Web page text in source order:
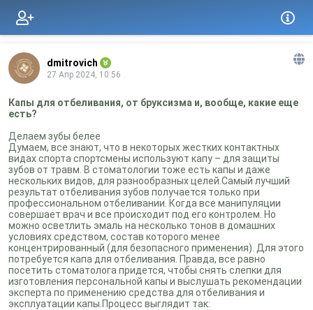
dmitrovich
27 Апр 2024, 10:56
Капы для отбеливания, от бруксизма и, вообще, какие еще
есть?
Делаем зубы белее
Думаем, все знают, что в некоторых жестких контактных
видах спорта спортсмены используют капу – для защиты
зубов от травм. В стоматологии тоже есть капы и даже
нескольких видов, для разнообразных целей.Самый лучший
результат отбеливания зубов получается только при
профессиональном отбеливании. Когда все манипуляции
совершает врач и все происходит под его контролем. Но
можно осветлить эмаль на несколько тонов в домашних
условиях средством, состав которого менее
концентрированный (для безопасного применения). Для этого
потребуется капа для отбеливания. Правда, все равно
посетить стоматолога придется, чтобы снять слепки для
изготовления персональной капы и выслушать рекомендации
эксперта по применению средства для отбеливания и
эксплуатации капы.Процесс выглядит так: